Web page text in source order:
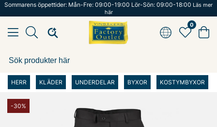
Sommarens öppettider: Mån-Fre: 09:00-19:00 Lör-Sön: 09:00-18:00 Läs mer
här
0
HERR KLÄDER UNDERDELAR BYXOR KOSTYMBYXOR
-30%